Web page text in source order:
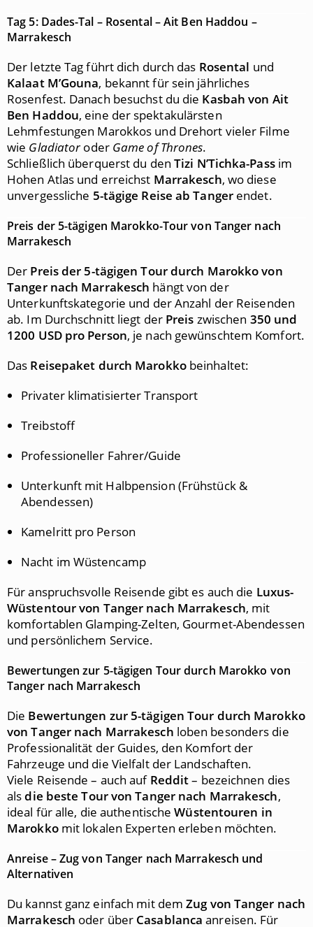
Tag 5: Dades-Tal – Rosental – Ait Ben Haddou –
Marrakesch
Der letzte Tag führt dich durch das Rosental und
Kalaat M’Gouna, bekannt für sein jährliches
Rosenfest. Danach besuchst du die Kasbah von Ait
Ben Haddou, eine der spektakulärsten
Lehmfestungen Marokkos und Drehort vieler Filme
wie Gladiatoroder Game of Thrones.
Schließlich überquerst du den Tizi N’Tichka-Passim
Hohen Atlas und erreichst Marrakesch, wo diese
unvergessliche 5-tägige Reise ab Tangerendet.
Preis der 5-tägigen Marokko-Tour von Tanger nach
Marrakesch
Der Preis der 5-tägigen Tour durch Marokko von
Tanger nach Marrakesch hängt von der
Unterkunftskategorie und der Anzahl der Reisenden
ab. Im Durchschnitt liegt der Preis zwischen 350 und
1200 USD pro Person, je nach gewünschtem Komfort.
Das Reisepaket durch Marokkobeinhaltet:
Privater klimatisierter Transport
Treibstoff
Professioneller Fahrer/Guide
Unterkunft mit Halbpension (Frühstück &
Abendessen)
Kamelritt pro Person
Nacht im Wüstencamp
Für anspruchsvolle Reisende gibt es auch die Luxus-
Wüstentour von Tanger nach Marrakesch, mit
komfortablen Glamping-Zelten, Gourmet-Abendessen
und persönlichem Service.
Bewertungen zur 5-tägigen Tour durch Marokko von
Tanger nach Marrakesch
Die Bewertungen zur 5-tägigen Tour durch Marokko
von Tanger nach Marrakesch loben besonders die
Professionalität der Guides, den Komfort der
Fahrzeuge und die Vielfalt der Landschaften.
Viele Reisende – auch auf Reddit– bezeichnen dies
alsdie beste Tour von Tanger nach Marrakesch,
ideal für alle, die authentischeWüstentouren in
Marokkomit lokalen Experten erleben möchten.
Anreise – Zug von Tanger nach Marrakesch und
Alternativen
Du kannst ganz einfach mit demZug von Tanger nach
Marrakesch oder über Casablanca anreisen. Für